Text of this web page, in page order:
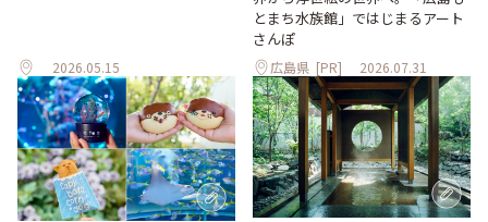
2026.05.15
とまち水族館」ではじまるアート
さんぽ
広島県 [PR] 2026.07.31